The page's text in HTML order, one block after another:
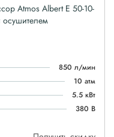
Atmos Albert E 50-10-
осушителем
850 л/мин
10 атм
5.5 кВт
380 В